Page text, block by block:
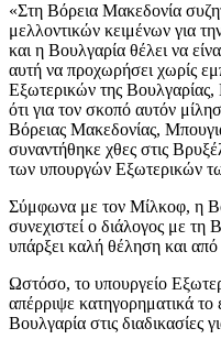
«Στη Βόρεια Μακεδονία
μελλοντικών κειμένων για
και η Βουλγαρία θέλει να
αυτή να προχωρήσει χωρίς
Εξωτερικών της
ότι για τον σκοπό αυτόν
Βόρειας Μακεδονίας,
συναντήθηκε χθες στις
των υπουργών Εξωτερικών
Σύμφωνα με τον Μίλκοφ, η
συνεχιστεί ο διάλογος με τη
υπάρξει καλή θέληση και από
Ωστόσο, το υπουργείο
απέρριψε κατηγορηματικά
Βουλγαρία στις διαδικασίες